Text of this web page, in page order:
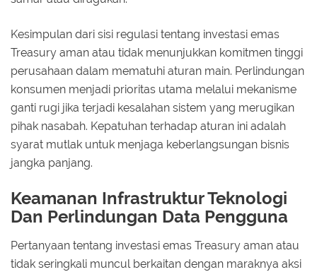
Kesimpulan dari sisi regulasi tentang investasi emas
Treasury aman atau tidak menunjukkan komitmen tinggi
perusahaan dalam mematuhi aturan main. Perlindungan
konsumen menjadi prioritas utama melalui mekanisme
ganti rugi jika terjadi kesalahan sistem yang merugikan
pihak nasabah. Kepatuhan terhadap aturan ini adalah
syarat mutlak untuk menjaga keberlangsungan bisnis
jangka panjang.
Keamanan Infrastruktur Teknologi
Dan Perlindungan Data Pengguna
Pertanyaan tentang investasi emas Treasury aman atau
tidak seringkali muncul berkaitan dengan maraknya aksi